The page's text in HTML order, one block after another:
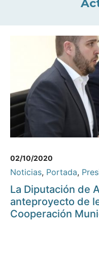
02/10/2020
Noticias, Portada,
La Diputación de
anteproyecto de
Cooperación